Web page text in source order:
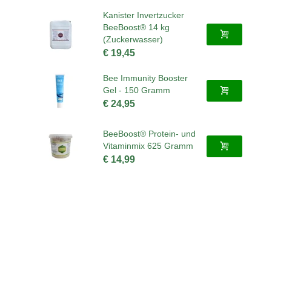
Kanister Invertzucker
BeeBoost® 14 kg
(Zuckerwasser)
€ 19,45
Bee Immunity Booster
Gel - 150 Gramm
€ 24,95
BeeBoost® Protein- und
Vitaminmix 625 Gramm
€ 14,99